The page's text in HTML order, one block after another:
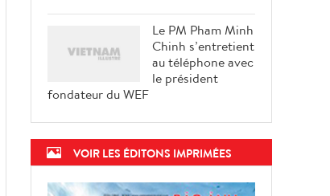
Le PM Pham Minh
Chinh s’entretient
au téléphone avec
le président
fondateur du WEF
VOIR LES ÉDITONS IMPRIMÉES